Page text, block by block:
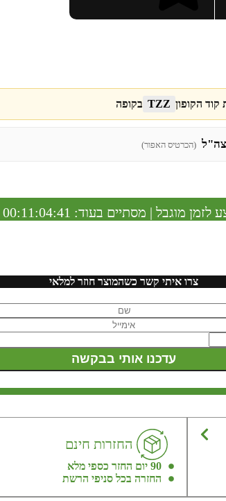
קוד הקופון TZZ בקופה
צה"ל (הכרטיס האפור)
לזמן מוגבל | מסתיים בעוד: 00:11:04:40
צרו איתי קשר כשהמוצר חוזר למלאי
החזרות חינם
90 יום החזר כספי מלא
החזרה בכל סניפי הרשת